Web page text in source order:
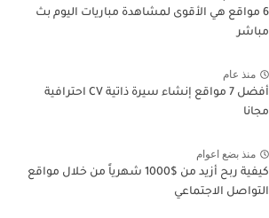
6 مواقع هي الأقوى لمشاهدة مباريات اليوم بث
مباشر
منذ عام
أفضل 7 مواقع إنشاء سيرة ذاتية CV احترافية
مجانا
منذ بضع اعوام
كيفية ربح أزيد من $1000 شهرياً من خلال مواقع
التواصل الاجتماعي